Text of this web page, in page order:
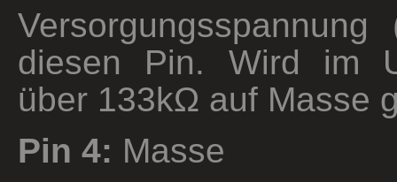
diesen Pin. Wird im
über 133kΩ auf Masse
Pin 4: Masse